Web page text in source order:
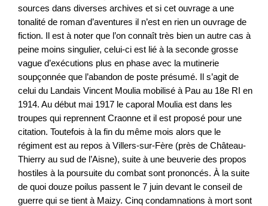
sources dans diverses archives et si cet ouvrage a une
tonalité de roman d’aventures il n’est en rien un ouvrage de
fiction. Il est à noter que l’on connaît très bien un autre cas à
peine moins singulier, celui-ci est lié à la seconde grosse
vague d’exécutions plus en phase avec la mutinerie
soupçonnée que l’abandon de poste présumé. Il s’agit de
celui du Landais Vincent Moulia mobilisé à Pau au 18e RI en
1914. Au début mai 1917 le caporal Moulia est dans les
troupes qui reprennent Craonne et il est proposé pour une
citation. Toutefois à la fin du même mois alors que le
régiment est au repos à Villers-sur-Fère (près de Château-
Thierry au sud de l’Aisne), suite à une beuverie des propos
hostiles à la poursuite du combat sont prononcés. À la suite
de quoi douze poilus passent le 7 juin devant le conseil de
guerre qui se tient à Maizy. Cinq condamnations à mort sont